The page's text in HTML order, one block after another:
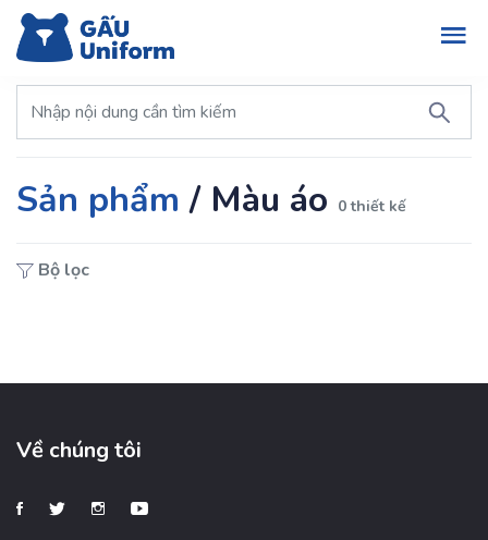
Sản phẩm / Màu áo 0 thiết kế
Bộ lọc
Về chúng tôi